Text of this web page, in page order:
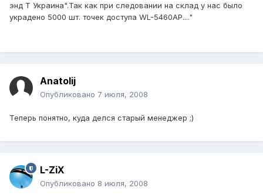
энд Т Украина".Так как при следовании на склад у нас было
украдено 5000 шт. точек доступа WL-5460AP...."
Anatolij
Опубликовано 7 июля, 2008
Теперь понятно, куда делся старый менеджер ;)
L-ZiX
Опубликовано 8 июля, 2008